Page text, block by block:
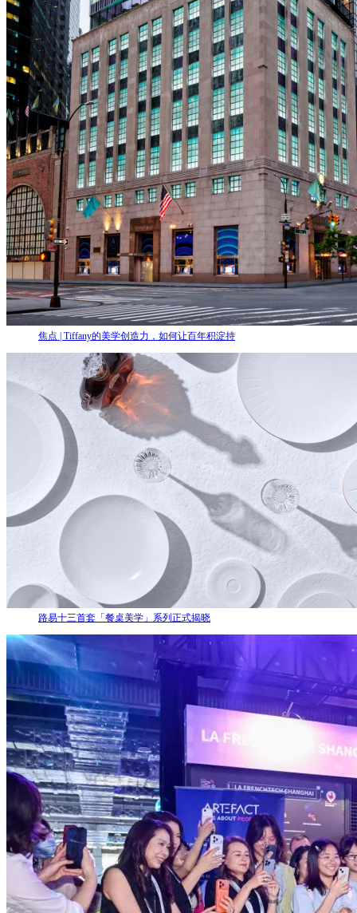
焦点 | Tiffany的美学创造力，如何让百年积淀持
路易十三首套「餐桌美学」系列正式揭晓